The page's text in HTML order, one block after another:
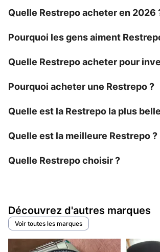
Quelle Restrepo acheter en 2026
Pourquoi les gens aiment
Quelle Restrepo acheter pour
Pourquoi acheter une Restrepo ?
Quelle est la Restrepo la plus
Quelle est la meilleure Restrepo ?
Quelle Restrepo choisir ?
Découvrez d'autres marques
Voir toutes les marques